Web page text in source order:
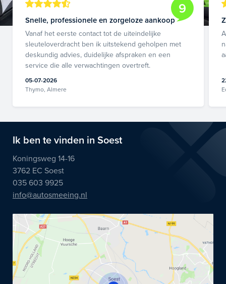
9
Snelle, professionele en zorgeloze aankoop
Vanaf het eerste contact tot de uiteindelijke
sleuteloverdracht ben ik uitstekend geholpen met
deskundig advies, duidelijke afspraken en een
service die alle verwachtingen overtreft.
05-07-2026
Thymo, Almere
Ik ben te vinden in Soest
Koningsweg 14-16
3762 EC Soest
035 603 9925
info@autosmeeing.nl